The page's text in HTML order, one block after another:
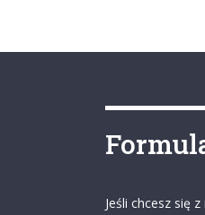
Jeśli chcesz się